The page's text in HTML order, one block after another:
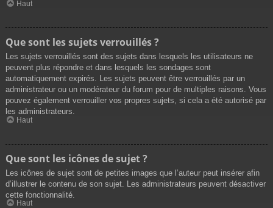
Haut
Que sont les sujets verrouillés ?
Les sujets verrouillés sont des sujets dans lesquels les utilisateurs ne
peuvent plus répondre et dans lesquels les sondages sont
automatiquement expirés. Les sujets peuvent être verrouillés par un
administrateur ou un modérateur du forum pour de multiples raisons. Vous
pouvez également verrouiller vos propres sujets, si cela a été autorisé par
les administrateurs.
Haut
Que sont les icônes de sujet ?
Les icônes de sujet sont de petites images que l’auteur peut insérer afin
d’illustrer le contenu de son sujet. Les administrateurs peuvent désactiver
cette fonctionnalité.
Haut